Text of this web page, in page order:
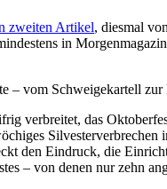
zweiten Artikel, diesmal
in
vom Schweigekartell
verbreitet, das
den Eindruck, die
– von denen nur zehn